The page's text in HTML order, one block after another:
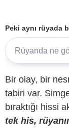
Peki aynı rüyada
Bir olay, bir
tabiri var.
bıraktığı hissi
tek his,